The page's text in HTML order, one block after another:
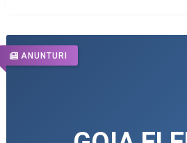
ANUNTURI